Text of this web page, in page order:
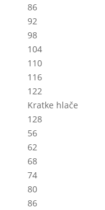
86
92
98
104
110
116
122
Kratke hlače
128
56
62
68
74
80
86